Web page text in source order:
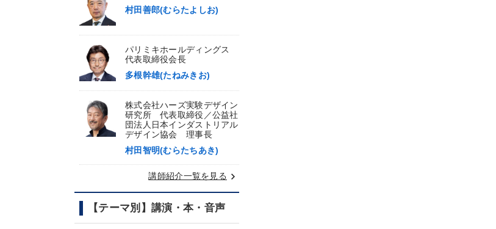
村田善郎(むらたよしお)
パリミキホールディングス
代表取締役会長
多根幹雄(たねみきお)
株式会社ハーズ実験デザイン
研究所 代表取締役／公益社
団法人日本インダストリアル
デザイン協会 理事長
村田智明(むらたちあき)
講師紹介一覧を見る keyboard_arrow_right
【テーマ別】講演・本・音声